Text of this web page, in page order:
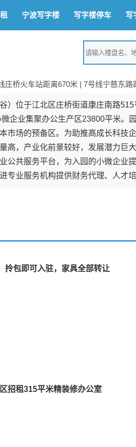
宁波写字楼 写字楼停车 写
庄桥火车站距离670米 | 7号线宁慈东路
）位于江北区庄桥街道康庄南路
企业集聚办公生产区23800平米。
市场的预备区。为助推高成长科技
高，产业化前景较好，发展潜力巨
公共服务平台，为入园的小微企业
专业服务机构提供财务代理、人才
拎包即可入驻，家具全部转让
招租315平米精装修办公室